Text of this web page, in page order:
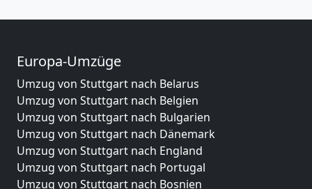
Europa-Umzüge
Umzug von Stuttgart nach Belarus
Umzug von Stuttgart nach Belgien
Umzug von Stuttgart nach Bulgarien
Umzug von Stuttgart nach Dänemark
Umzug von Stuttgart nach England
Umzug von Stuttgart nach Portugal
Umzug von Stuttgart nach Bosnien